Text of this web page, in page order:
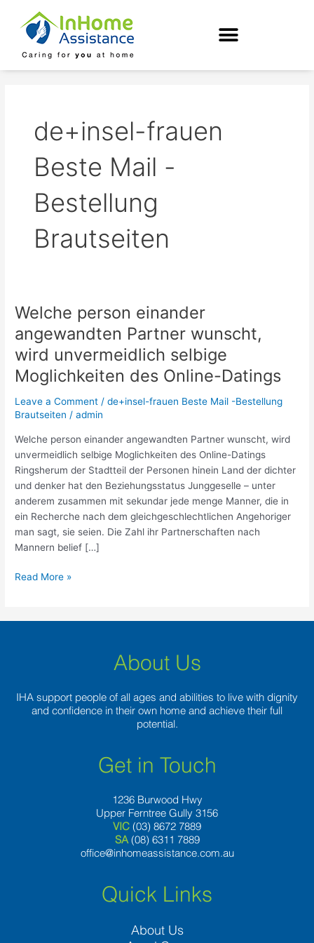
content
de+insel-frauen
Beste Mail -
Bestellung
Brautseiten
Welche person einander
angewandten Partner wunscht,
wird unvermeidlich selbige
Moglichkeiten des Online-Datings
Leave a Comment /de+insel-frauen Beste Mail -Bestellung
Brautseiten /admin
Welche person einander angewandten Partner wunscht, wird
unvermeidlich selbige Moglichkeiten des Online-Datings
Ringsherum der Stadtteil der Personen hinein Land der dichter
und denker hat den Beziehungsstatus Junggeselle – unter
anderem zusammen mit sekundar jede menge Manner, die in
ein Recherche nach dem gleichgeschlechtlichen Angehoriger
man sagt, sie seien. Die Zahl ihr Partnerschaften nach
Mannern belief […]
Welche
einander
angewandten
Partner
wunscht,
wird
unvermeidlich
Moglichkeiten
des
Online-
Read More »
About Us
IHA support people of all ages and abilities to live with dignity
and confidence in their own home and achieve their full
potential.
Get in Touch
1236 Burwood Hwy
Upper Ferntree Gully 3156
VIC (03) 8672 7889
SA (08) 6311 7889
office@inhomeassistance.com.au
Quick Links
About Us